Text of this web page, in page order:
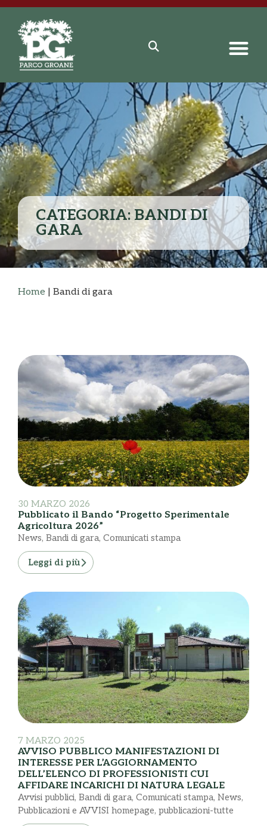
CATEGORIA: BANDI DI
GARA
Home | Bandi di gara
30 MARZO 2026
Pubblicato il Bando “Progetto Sperimentale
Agricoltura 2026”
News, Bandi di gara, Comunicati stampa
Leggi di più
7 MARZO 2025
AVVISO PUBBLICO MANIFESTAZIONI DI
INTERESSE PER L’AGGIORNAMENTO
DELL’ELENCO DI PROFESSIONISTI CUI
AFFIDARE INCARICHI DI NATURA LEGALE
Avvisi pubblici, Bandi di gara, Comunicati stampa, News,
Pubblicazioni e AVVISI homepage, pubblicazioni-tutte